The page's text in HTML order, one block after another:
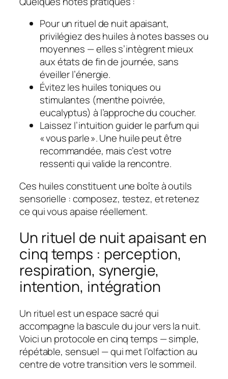
Pour un rituel de nuit apaisant,
privilégiez des huiles à notes basses ou
moyennes — elles s’intègrent mieux
aux états de fin de journée, sans
éveiller l’énergie.
Évitez les huiles toniques ou
stimulantes (menthe poivrée,
eucalyptus) à l’approche du coucher.
Laissez l’intuition guider le parfum qui
« vous parle ». Une huile peut être
recommandée, mais c’est votre
ressenti qui valide la rencontre.
Ces huiles constituent une boîte à outils
sensorielle : composez, testez, et retenez
ce qui vous apaise réellement.
Un rituel de nuit apaisant en
cinq temps : perception,
respiration, synergie,
intention, intégration
Un rituel est un espace sacré qui
accompagne la bascule du jour vers la nuit.
Voici un protocole en cinq temps — simple,
répétable, sensuel — qui met l’olfaction au
centre de votre transition vers le sommeil.